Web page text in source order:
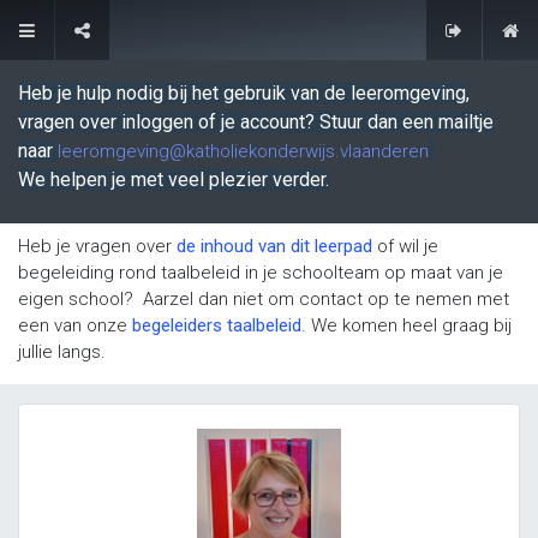
Heb je hulp nodig bij het gebruik van de leeromgeving,
vragen over inloggen of je account? Stuur dan een mailtje
naar leeromgeving@katholiekonderwijs.vlaanderen
We helpen je met veel plezier verder.
Heb je vragen over de inhoud van dit leerpad of wil je
begeleiding rond taalbeleid in je schoolteam op maat van je
eigen school? Aarzel dan niet om contact op te nemen met
een van onze begeleiders taalbeleid. We komen heel graag bij
jullie langs.